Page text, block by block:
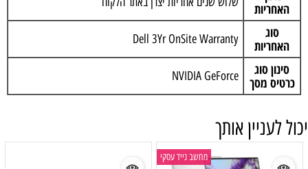
האחריות
סוג
האחריות
Dell 3Yr OnSite Warranty
סינון סוג
כרטיס מסך
NVIDIA GeForce
יכול לעניין אותך
מחשב נייד עסקי